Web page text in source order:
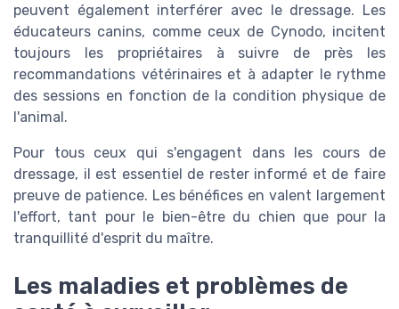
peuvent également interférer avec le dressage. Les
éducateurs canins, comme ceux de Cynodo, incitent
toujours les propriétaires à suivre de près les
recommandations vétérinaires et à adapter le rythme
des sessions en fonction de la condition physique de
l'animal.
Pour tous ceux qui s'engagent dans les cours de
dressage, il est essentiel de rester informé et de faire
preuve de patience. Les bénéfices en valent largement
l'effort, tant pour le bien-être du chien que pour la
tranquillité d'esprit du maître.
Les maladies et problèmes de